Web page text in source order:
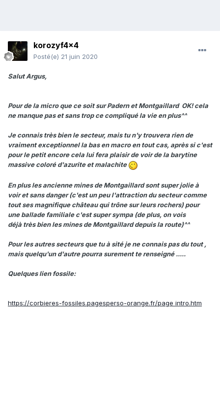
korozyf4x4
Posté(e) 21 juin 2020
Salut Argus,
Pour de la micro que ce soit sur Padern et Montgaillard OK! cela
ne manque pas et sans trop ce compliqué la vie en plus^^
Je connais très bien le secteur, mais tu n'y trouvera rien de
vraiment exceptionnel la bas en macro en tout cas, après si c'est
pour le petit encore cela lui fera plaisir de voir de la barytine
massive coloré d'azurite et malachite
En plus les ancienne mines de Montgaillard sont super jolie à
voir et sans danger (c'est un peu l'attraction du secteur comme
tout ses magnifique château qui trône sur leurs rochers) pour
une ballade familiale c'est super sympa (de plus, on vois
déjà très bien les mines de Montgaillard depuis la route)^^
Pour les autres secteurs que tu à sité je ne connais pas du tout ,
mais quelqu'un d'autre pourra surement te renseigné .....
Quelques lien fossile:
https://corbieres-fossiles.pagesperso-orange.fr/page intro.htm